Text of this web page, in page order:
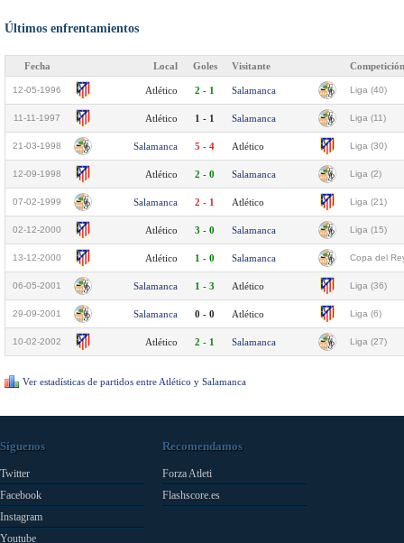
Últimos enfrentamientos
Fecha Local Goles Visitante Competición
12-05-1996 Atlético 2 - 1 Salamanca Liga (40)
11-11-1997 Atlético 1 - 1 Salamanca Liga (11)
21-03-1998 Salamanca 5 - 4 Atlético Liga (30)
12-09-1998 Atlético 2 - 0 Salamanca Liga (2)
07-02-1999 Salamanca 2 - 1 Atlético Liga (21)
02-12-2000 Atlético 3 - 0 Salamanca Liga (15)
13-12-2000 Atlético 1 - 0 Salamanca Copa del
06-05-2001 Salamanca 1 - 3 Atlético Liga (36)
29-09-2001 Salamanca 0 - 0 Atlético Liga (6)
10-02-2002 Atlético 2 - 1 Salamanca Liga (27)
Ver estadísticas de partidos entre Atlético y Salamanca
Síguenos
Twitter
Facebook
Instagram
Youtube
Recomendamos
Forza Atleti
Flashscore.es